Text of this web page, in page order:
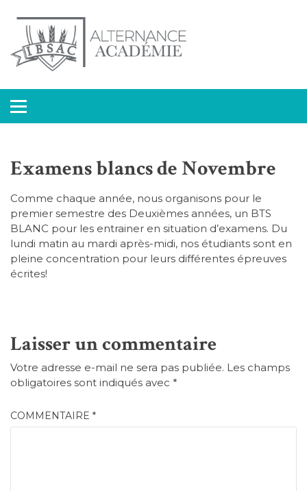
Examens blancs de Novembre
Comme chaque année, nous organisons pour le
premier semestre des Deuxièmes années, un BTS
BLANC pour les entrainer en situation d’examens. Du
lundi matin au mardi après-midi, nos étudiants sont en
pleine concentration pour leurs différentes épreuves
écrites!
Laisser un commentaire
Votre adresse e-mail ne sera pas publiée. Les champs
obligatoires sont indiqués avec *
COMMENTAIRE *